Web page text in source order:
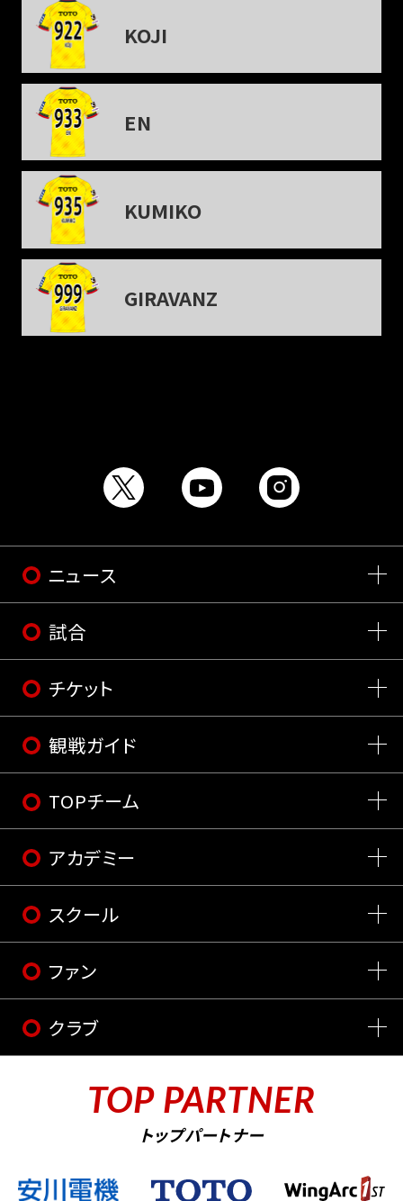
KOJI
EN
KUMIKO
GIRAVANZ
ニュース
試合
チケット
観戦ガイド
TOPチーム
アカデミー
スクール
ファン
クラブ
TOP PARTNER
トップパートナー